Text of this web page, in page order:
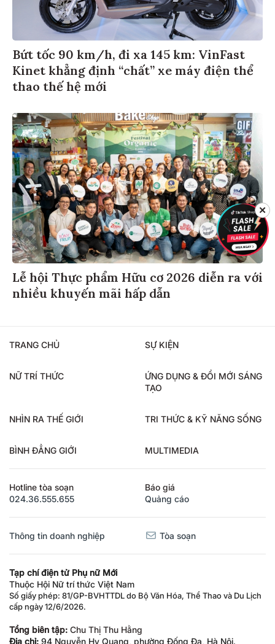
Bứt tốc 90 km/h, đi xa 145 km: VinFast
Kinet khẳng định “chất” xe máy điện thể
thao thế hệ mới
Lễ hội Thực phẩm Hữu cơ 2026 diễn ra với
nhiều khuyến mãi hấp dẫn
TRANG CHỦ SỰ KIỆN
NỮ TRÍ THỨC
ỨNG DỤNG & ĐỔI MỚI SÁNG
TẠO
NHÌN RA THẾ GIỚI TRI THỨC & KỸ NĂNG SỐNG
BÌNH ĐẲNG GIỚI MULTIMEDIA
Hotline tòa soạn
024.36.555.655
Báo giá
Quảng cáo
Thông tin doanh nghiệp Tòa soạn
Tạp chí điện tử Phụ nữ Mới
Thuộc Hội Nữ trí thức Việt Nam
Số giấy phép: 81/GP-BVHTTDL do Bộ Văn Hóa, Thể Thao và Du Lịch
cấp ngày 12/6/2026.
Tổng biên tập: Chu Thị Thu Hằng
Địa chỉ: 94 Nguyễn Hy Quang, phường Đống Đa, Hà Nội.
✕